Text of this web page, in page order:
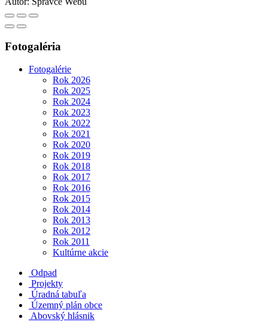
Fotogaléria
Fotogalérie
Rok 2026
Rok 2025
Rok 2024
Rok 2023
Rok 2022
Rok 2021
Rok 2020
Rok 2019
Rok 2018
Rok 2017
Rok 2016
Rok 2015
Rok 2014
Rok 2013
Rok 2012
Rok 2011
Kultúrne akcie
Odpad
Projekty
Úradná tabuľa
Územný plán obce
Abovský hlásnik